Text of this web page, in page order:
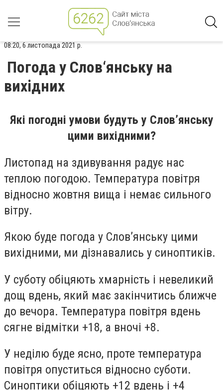
08:20, 6 листопада 2021 р.
Погода у Слов‘янську на
вихідних
Які погодні умови будуть у Слов’янську
цими вихідними?
Листопад на здивування радує нас
теплою погодою. Температура повітря
відносно жовтня вища і немає сильного
вітру.
Якою буде погода у Слов’янську цими
вихідними, ми дізнавались у синоптиків.
У суботу обіцяють хмарність і невеликий
дощ вдень, який має закінчитись ближче
до вечора. Температура повітря вдень
сягне відмітки +18, а вночі +8.
У неділю буде ясно, проте температура
повітря опуститься відносно суботи.
Синоптики обіцяють +12 вдень і +4